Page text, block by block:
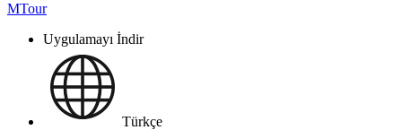
MTour
Uygulamayı İndir
Türkçe